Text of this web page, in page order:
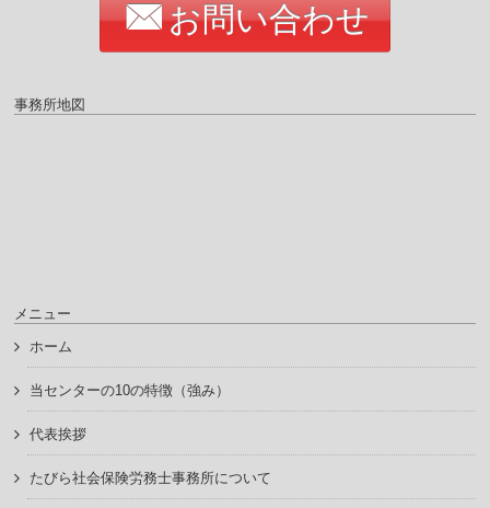
お問い合わせ
事務所地図
メニュー
ホーム
当センターの10の特徴（強み）
代表挨拶
たびら社会保険労務士事務所について